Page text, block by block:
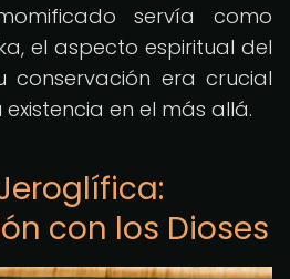
servía como
el aspecto espiritual del
conservación era crucial
en el más allá.
con los Dioses